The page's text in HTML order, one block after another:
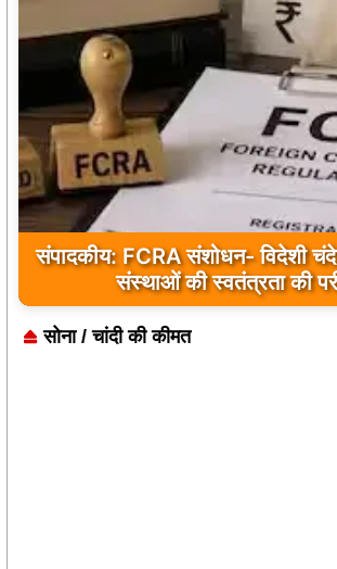
संपादकीय: FCRA संशोधन- विदेशी चंदे
संस्थाओं की स्वतंत्रता की
सोना / चांदी की कीमत